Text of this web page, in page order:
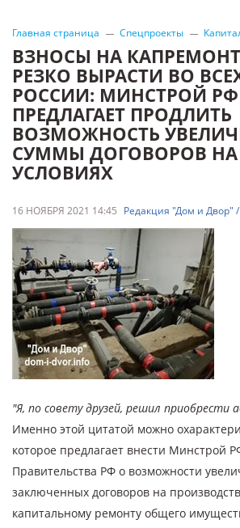
Главная страница Спецпроекты
ВЗНОСЫ НА
РЕЗКО ВЫРАСТИ ВО
РОССИИ: МИНСТРОЙ РФ
ПРЕДЛАГАЕТ ПРОДЛИТЬ
ВОЗМОЖНОСТЬ
СУММЫ ДОГОВОРОВ
УСЛОВИЯХ
16 НОЯБРЯ 2021 14:45 Редакция "Дом и Двор"
"Я, по совету друзей, решил приобрести
Именно этой цитатой можно
которое предлагает внести Минстрой
Правительства РФ о возможности
заключенных договоров на
капитальному ремонту общего